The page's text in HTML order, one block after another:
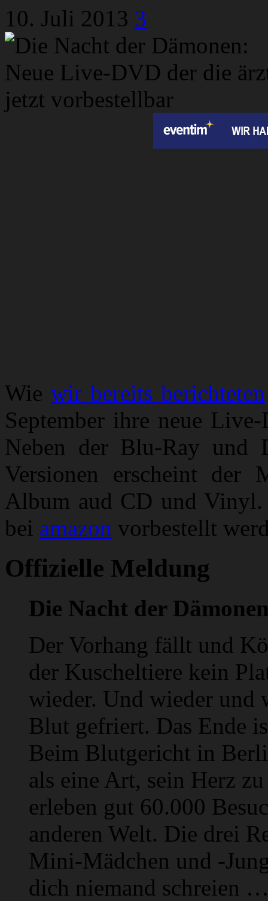
10. Juli 2013 3
Wie wir bereits berichteten
September ihre neue
Neben der Blu-Ray und
Versionen erscheint der
Album aud CD und
bei amazon vorbestellt
Offizielle Meldung
Die Nacht der
Der Vorhang fällt und
der Kuscheltiere kein
wieder. Und wieder und
Blut gefriert. Das Ende
Beim Blutgericht in
als eine Art, sein Herz
erleben gut 60.000
anderen Welt. Die drei
Mini-Mädchen und -
dich niemand schreien